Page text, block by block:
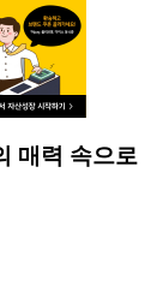
매력 속으로